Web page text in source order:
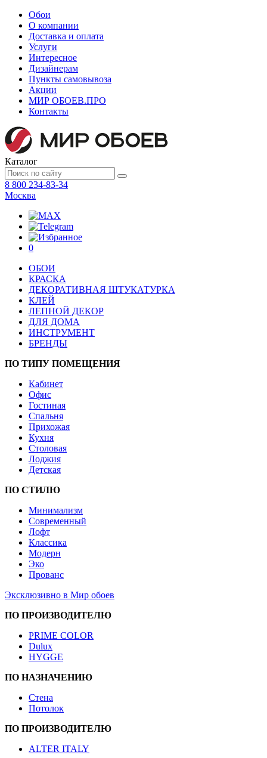
Обои
О компании
Доставка и оплата
Услуги
Интересное
Дизайнерам
Пункты самовывоза
Акции
МИР ОБОЕВ.ПРО
Контакты
Каталог
8 800 234-83-34
Москва
0
ОБОИ
КРАСКА
ДЕКОРАТИВНАЯ ШТУКАТУРКА
КЛЕЙ
ЛЕПНОЙ ДЕКОР
ДЛЯ ДОМА
ИНСТРУМЕНТ
БРЕНДЫ
ПО ТИПУ ПОМЕЩЕНИЯ
Кабинет
Офис
Гостиная
Спальня
Прихожая
Кухня
Столовая
Лоджия
Детская
ПО СТИЛЮ
Минимализм
Современный
Лофт
Классика
Модерн
Эко
Прованс
Эксклюзивно в Мир обоев
ПО ПРОИЗВОДИТЕЛЮ
PRIME COLOR
Dulux
HYGGE
ПО НАЗНАЧЕНИЮ
Стена
Потолок
ПО ПРОИЗВОДИТЕЛЮ
ALTER ITALY